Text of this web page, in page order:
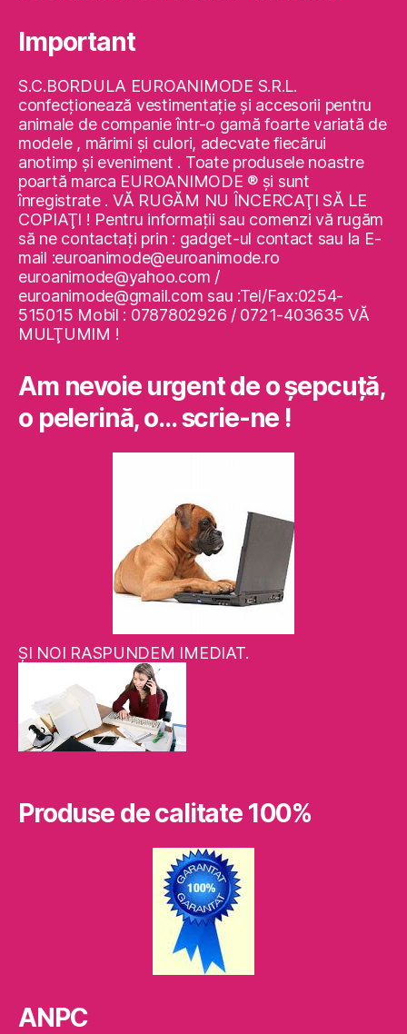
Important
S.C.BORDULA EUROANIMODE S.R.L.
confecţionează vestimentaţie şi accesorii pentru
animale de companie într-o gamă foarte variată de
modele , mărimi şi culori, adecvate fiecărui
anotimp şi eveniment . Toate produsele noastre
poartă marca EUROANIMODE ® şi sunt
înregistrate . VĂ RUGĂM NU ÎNCERCAŢI SĂ LE
COPIAŢI ! Pentru informaţii sau comenzi vă rugăm
să ne contactaţi prin : gadget-ul contact sau la E-
mail :euroanimode@euroanimode.ro
euroanimode@yahoo.com /
euroanimode@gmail.com sau :Tel/Fax:0254-
515015 Mobil : 0787802926 / 0721-403635 VĂ
MULŢUMIM !
Am nevoie urgent de o şepcuţă,
o pelerină, o… scrie-ne !
ŞI NOI RASPUNDEM IMEDIAT.
Produse de calitate 100%
ANPC